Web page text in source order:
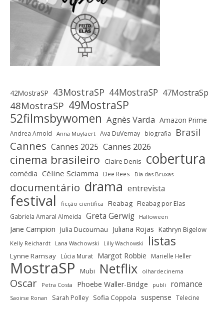
42MostraSP 43MostraSP 44MostraSP 47MostraSp
48MostraSP 49MostraSP
52filmsbywomen Agnès Varda Amazon Prime
Andrea Arnold Anna Muylaert Ava DuVernay biografia Brasil
Cannes Cannes 2025 Cannes 2026
cinema brasileiro Claire Denis cobertura
comédia Céline Sciamma Dee Rees Dia das Bruxas
documentário drama entrevista
festival ficção científica Fleabag Fleabag por Elas
Gabriela Amaral Almeida Greta Gerwig Halloween
Jane Campion Julia Ducournau Juliana Rojas Kathryn Bigelow
Kelly Reichardt Lana Wachowski Lilly Wachowski listas
Lynne Ramsay Lúcia Murat Margot Robbie Marielle Heller
MostraSP Mubi Netflix olhardecinema
Oscar Petra Costa Phoebe Waller-Bridge publi romance
Saoirse Ronan Sarah Polley Sofia Coppola suspense Telecine